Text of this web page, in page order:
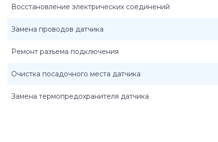
Восстановление электрических соединений
Замена проводов датчика
Ремонт разъема подключения
Очистка посадочного места датчика
Замена термопредохранителя датчика